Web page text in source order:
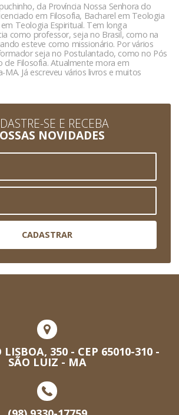
da Província Nossa Senhora do
em Filosofia, Bacharel em Teologia
Teologia Espiritual. Tem longa
como professor, seja no Brasil, como na
esteve como missionário. Por vários
seja no Postulantado, como no Pós
de Filosofia. Atualmente mora em
MA. Já escreveu vários livros e muitos
SE E RECEBA
NOVIDADES
CADASTRAR
LISBOA, 350 - CEP 65010-310 -
SÃO LUIZ - MA